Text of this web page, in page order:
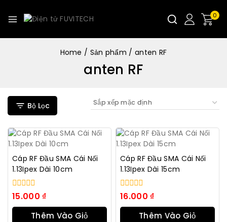
0
Home / Sản phẩm / anten RF
anten RF
Bộ Lọc
Cáp RF Đầu SMA Cái Nối
1.13Ipex Dài 10cm
0
trong
số
15.000 ₫
Thêm Vào Giỏ
Cáp RF Đầu SMA Cái Nối
1.13Ipex Dài 15cm
0
trong
số
16.000 ₫
Thêm Vào Giỏ